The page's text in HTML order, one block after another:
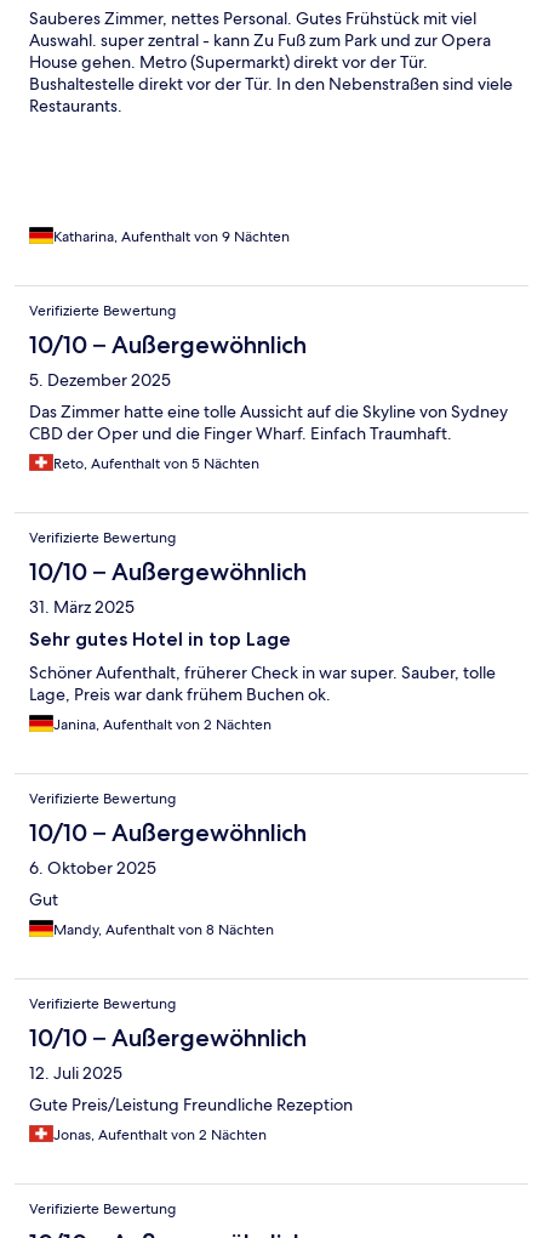
Sauberes Zimmer, nettes Personal. Gutes Frühstück mit viel
Auswahl. super zentral - kann Zu Fuß zum Park und zur Opera
House gehen. Metro (Supermarkt) direkt vor der Tür.
Bushaltestelle direkt vor der Tür. In den Nebenstraßen sind viele
Restaurants.
Katharina, Aufenthalt von 9 Nächten
Verifizierte Bewertung
10/10 – Außergewöhnlich
5. Dezember 2025
Das Zimmer hatte eine tolle Aussicht auf die Skyline von Sydney
CBD der Oper und die Finger Wharf. Einfach Traumhaft.
Reto, Aufenthalt von 5 Nächten
Verifizierte Bewertung
10/10 – Außergewöhnlich
31. März 2025
Sehr gutes Hotel in top Lage
Schöner Aufenthalt, früherer Check in war super. Sauber, tolle
Lage, Preis war dank frühem Buchen ok.
Janina, Aufenthalt von 2 Nächten
Verifizierte Bewertung
10/10 – Außergewöhnlich
6. Oktober 2025
Gut
Mandy, Aufenthalt von 8 Nächten
Verifizierte Bewertung
10/10 – Außergewöhnlich
12. Juli 2025
Gute Preis/Leistung Freundliche Rezeption
Jonas, Aufenthalt von 2 Nächten
Verifizierte Bewertung